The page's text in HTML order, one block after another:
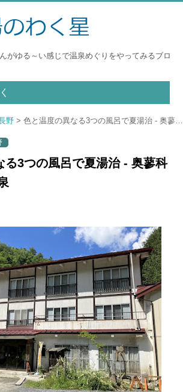
がゆる～い感じで温泉めぐりをやってみるブロ
野 色と温度の異なる3つの風呂で夏湯治 - 奥蓼科温泉郷 明治温泉
る3つの風呂で夏湯治 - 奥蓼科